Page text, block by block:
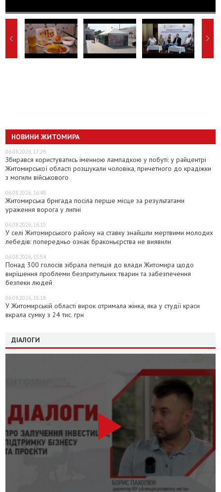
НОВИНИ ЖИТОМИРА
06.08.2026, 17:28
Збирався користуватись іменною лампадкою у побуті: у райцентрі
Житомирської області розшукали чоловіка, причетного до крадіжки
з могили військового
06.08.2026, 16:48
Житомирська бригада посіла перше місце за результатами
ураження ворога у липні
06.08.2026, 16:15
У селі Житомирського району на ставку знайшли мертвими молодих
лебедів: попередньо ознак браконьєрства не виявили
06.08.2026, 15:54
Понад 300 голосів зібрала петиція до влади Житомира щодо
вирішення проблеми безпритульних тварин та забезпечення
безпеки людей
06.08.2026, 15:18
У Житомирській області вирок отримала жінка, яка у студії краси
вкрала сумку з 24 тис. грн
ДІАЛОГИ